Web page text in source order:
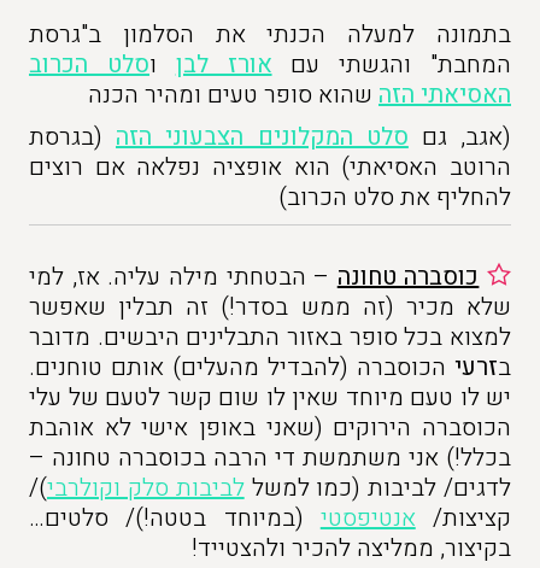
בתמונה למעלה הכנתי את הסלמון ב"גרסת
המחבת" והגשתי עםאורז לבןוסלט הכרוב
האסיאתי הזה שהוא סופר טעים ומהיר הכנה
(אגב, גםסלט המקלונים הצבעוני הזה(בגרסת
הרוטב האסיאתי) הוא אופציה נפלאה אם רוצים
להחליף את סלט הכרוב)
כוסברה טחונה– הבטחתי מילה עליה. אז, למי
שלא מכיר (זה ממש בסדר!) זה תבלין שאפשר
למצוא בכל סופר באזור התבלינים היבשים. מדובר
בזרעי הכוסברה (להבדיל מהעלים) אותם טוחנים.
יש לו טעם מיוחד שאין לו שום קשר לטעם של עלי
הכוסברה הירוקים (שאני באופן אישי לא אוהבת
בכלל!) אני משתמשת די הרבה בכוסברה טחונה –
לדגים/ לביבות (כמו למשללביבות סלק וקולרבי)/
קציצות/אנטיפסטי(במיוחד בטטה!)/ סלטים…
בקיצור, ממליצה להכיר ולהצטייד!